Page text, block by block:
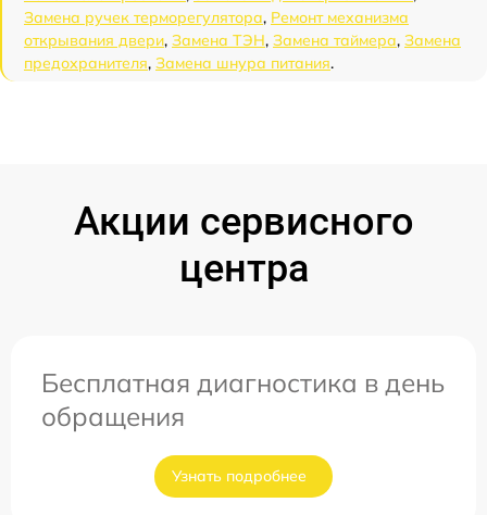
Замена ручек терморегулятора, Ремонт механизма
открывания двери, Замена ТЭН, Замена таймера, Замена
предохранителя, Замена шнура питания.
Акции сервисного
центра
Бесплатная диагностика в день
обращения
Узнать подробнее